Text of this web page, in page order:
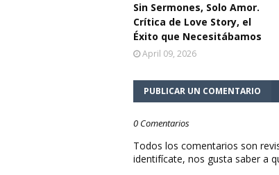
Sin Sermones, Solo Amor.
Crítica de Love Story, el
Éxito que Necesitábamos
April 09, 2026
PUBLICAR UN COMENTARIO
0 Comentarios
Todos los comentarios son
identifícate, nos gusta saber a